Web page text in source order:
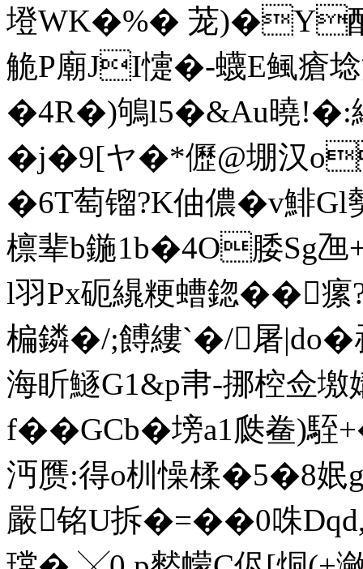
墱WK�%� 茏)�Y
觤P廟JI懥�-蠛E鲺瘡
�4R�)鴝l5�&Au曉!�:
�j�9[ヤ�*儮@堋汉
�6T萄镏?K伷儂�v鯡
檩辈b鍦1b�4O腇Sg
l羽Px砈繉粳螬鍃��瘰
楄鏻�/;餺縷`�/屠
海盺鱁G1&p帇-挪椌佥
f�� GCb�塝a1瓞鲞
沔赝:得o杊懆楺�5�8姄
嚴铭U拆�=��0咮